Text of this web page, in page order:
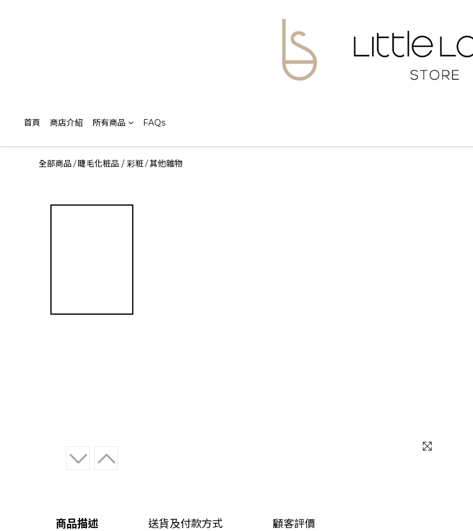
首頁 商店介紹 所有商品 FAQs
全部商品 /睫毛化粧品 / 彩粧/其他雜物
商品描述 送貨及付款方式 顧客評價